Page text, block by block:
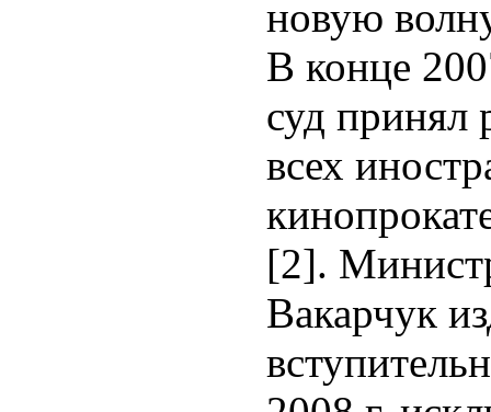
новую
В конце
суд принял
всех
[2].
Вакарчук